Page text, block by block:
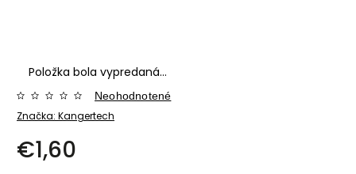
Položka bola vypredaná…
Značka: Kangertech
Neohodnotené
€1,60